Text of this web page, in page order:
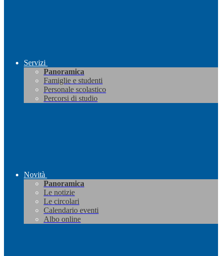
Servizi
Panoramica
Famiglie e studenti
Personale scolastico
Percorsi di studio
Novità
Panoramica
Le notizie
Le circolari
Calendario eventi
Albo online